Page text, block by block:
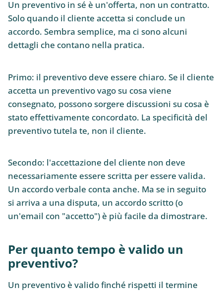
Un preventivo in sé è un'offerta, non un contratto.
Solo quando il cliente accetta si conclude un
accordo. Sembra semplice, ma ci sono alcuni
dettagli che contano nella pratica.
Primo: il preventivo deve essere chiaro. Se il cliente
accetta un preventivo vago su cosa viene
consegnato, possono sorgere discussioni su cosa è
stato effettivamente concordato. La specificità del
preventivo tutela te, non il cliente.
Secondo: l'accettazione del cliente non deve
necessariamente essere scritta per essere valida.
Un accordo verbale conta anche. Ma se in seguito
si arriva a una disputa, un accordo scritto (o
un'email con "accetto") è più facile da dimostrare.
Per quanto tempo è valido un
preventivo?
Un preventivo è valido finché rispetti il termine